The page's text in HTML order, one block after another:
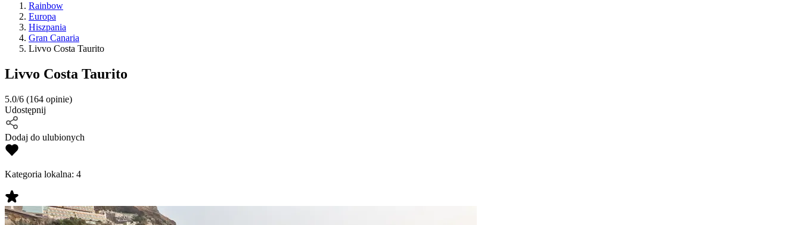
Rainbow
Europa
Hiszpania
Gran Canaria
Livvo Costa Taurito
Livvo Costa Taurito
5.0/6 (164 opinie)
Udostępnij
Dodaj do ulubionych
Kategoria lokalna: 4